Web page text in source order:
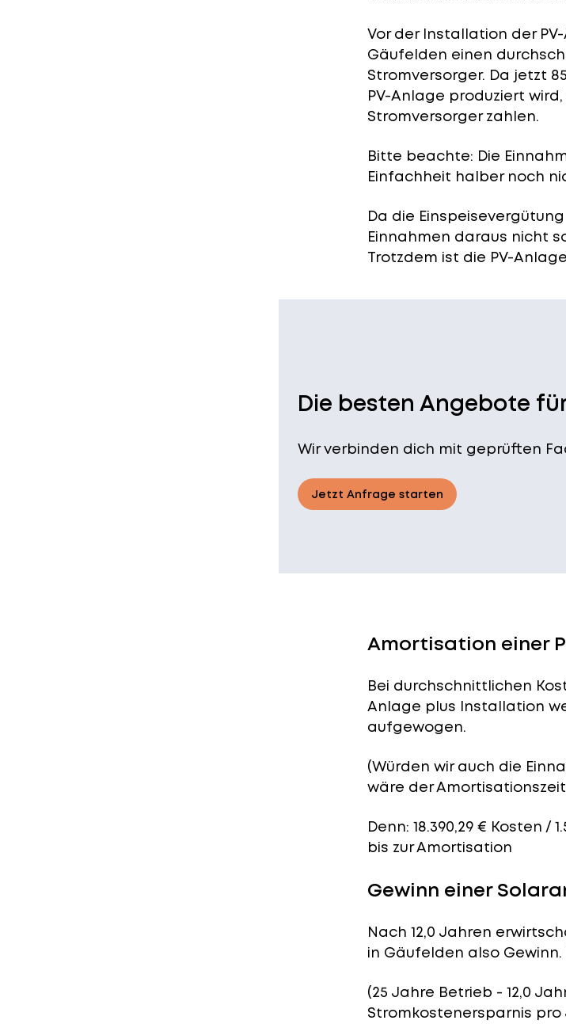
Vor der Installation der
Gäufelden einen
Stromversorger. Da jetzt
PV-Anlage produziert
Stromversorger zahlen.
Bitte beachte: Die
Einfachheit halber noch
Da die
Einnahmen daraus nicht
Trotzdem ist die PV-
Die besten Angebote
Wir verbinden dich mit geprüften
Jetzt Anfrage starten
Amortisation einer
Bei durchschnittlichen
Anlage plus Installation
aufgewogen.
(Würden wir auch die
wäre der
Denn: 18.390,29 € Kosten /
bis zur Amortisation
Gewinn einer
Nach 12,0 Jahren
in Gäufelden also Gewinn.
(25 Jahre Betrieb - 12,0
Stromkostenersparnis pro